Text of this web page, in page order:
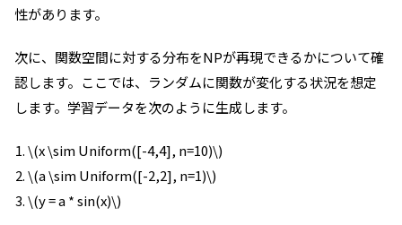
性があります。
次に、関数空間に対する分布をNPが再現できるかについて確
認します。ここでは、ランダムに関数が変化する状況を想定
します。学習データを次のように生成します。
\(x \sim Uniform([-4,4], n=10)\)
\(a \sim Uniform([-2,2], n=1)\)
\(y = a * sin(x)\)